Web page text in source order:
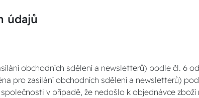
obchodních sdělení a newsletterů) podle čl. 6
pro zasílání obchodních sdělení a newsletterů)
v případě, že nedošlo k objednávce zboží